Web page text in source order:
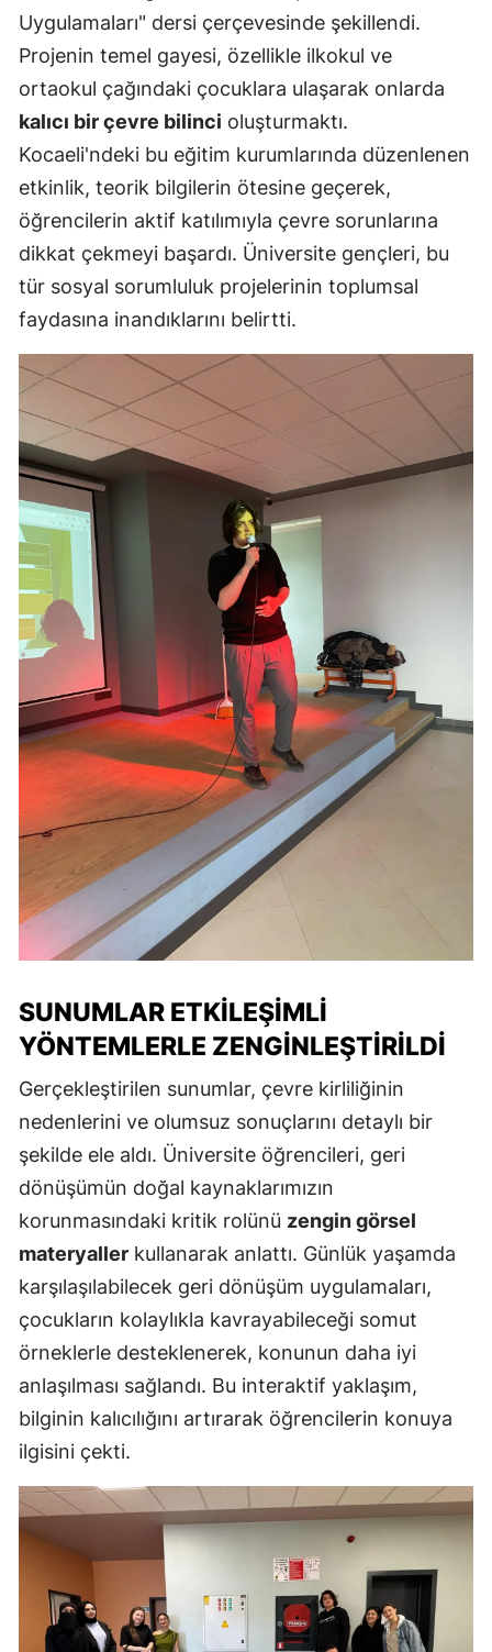
Uygulamaları" dersi çerçevesinde şekillendi.
Projenin temel gayesi, özellikle ilkokul ve
ortaokul çağındaki çocuklara ulaşarak onlarda
kalıcı bir çevre bilinci oluşturmaktı.
Kocaeli'ndeki bu eğitim kurumlarında düzenlenen
etkinlik, teorik bilgilerin ötesine geçerek,
öğrencilerin aktif katılımıyla çevre sorunlarına
dikkat çekmeyi başardı. Üniversite gençleri, bu
tür sosyal sorumluluk projelerinin toplumsal
faydasına inandıklarını belirtti.
SUNUMLAR ETKILEŞIMLI
YÖNTEMLERLE ZENGINLEŞTIRILDI
Gerçekleştirilen sunumlar, çevre kirliliğinin
nedenlerini ve olumsuz sonuçlarını detaylı bir
şekilde ele aldı. Üniversite öğrencileri, geri
dönüşümün doğal kaynaklarımızın
korunmasındaki kritik rolünü zengin görsel
materyaller kullanarak anlattı. Günlük yaşamda
karşılaşılabilecek geri dönüşüm uygulamaları,
çocukların kolaylıkla kavrayabileceği somut
örneklerle desteklenerek, konunun daha iyi
anlaşılması sağlandı. Bu interaktif yaklaşım,
bilginin kalıcılığını artırarak öğrencilerin konuya
ilgisini çekti.